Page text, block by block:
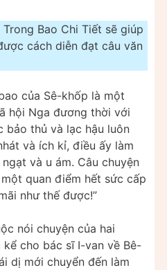
Bao Chi Tiết sẽ giúp
cách diễn đạt câu văn
của Sê-khốp là một
hội Nga đương thời với
thủ và lạc hậu luôn
và ích kỉ, điều ấy làm
và u ám. Câu chuyện
quan điểm hết sức cấp
như thế được!”
nói chuyện của hai
cho bác sĩ I-van về Bê-
dị mới chuyển đến làm